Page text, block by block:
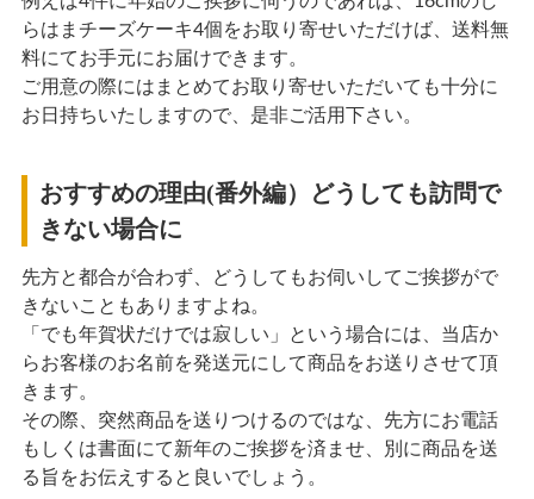
らはまチーズケーキ4個をお取り寄せいただけば、送料無
料にてお手元にお届けできます。
ご用意の際にはまとめてお取り寄せいただいても十分に
お日持ちいたしますので、是非ご活用下さい。
おすすめの理由(番外編）どうしても訪問で
きない場合に
先方と都合が合わず、どうしてもお伺いしてご挨拶がで
きないこともありますよね。
「でも年賀状だけでは寂しい」という場合には、当店か
らお客様のお名前を発送元にして商品をお送りさせて頂
きます。
その際、突然商品を送りつけるのではな、先方にお電話
もしくは書面にて新年のご挨拶を済ませ、別に商品を送
る旨をお伝えすると良いでしょう。